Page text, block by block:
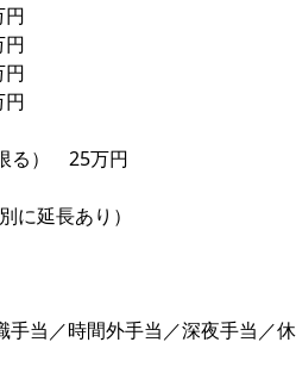
る） 25万円
に延長あり）
手当／時間外手当／深夜手当／